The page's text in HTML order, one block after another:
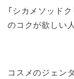
「シカメソッド
のコクが欲しい
コスメのジェン